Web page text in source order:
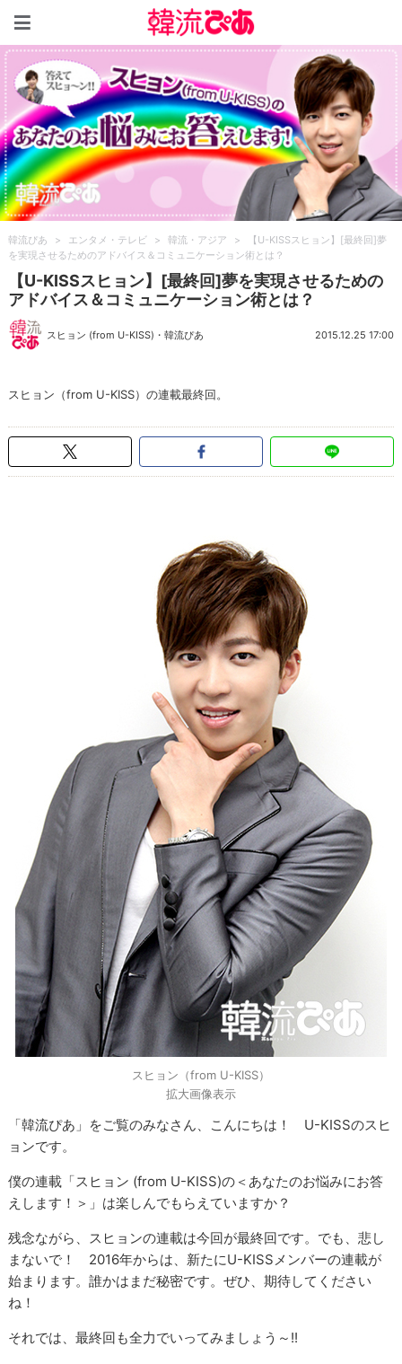
韓流ぴあ > エンタメ・テレビ > 韓流・アジア >
【U-KISSスヒョン】[最終回]夢
を実現させるためのアドバイス＆コミュニケーション術とは？
【U-KISSスヒョン】[最終回]夢を実現させるための
アドバイス＆コミュニケーション術とは？
スヒョン (from U-KISS) ・韓流ぴあ 2015.12.25 17:00
スヒョン（from U-KISS）の連載最終回。
スヒョン（from U-KISS）
拡大画像表示
「韓流ぴあ」をご覧のみなさん、こんにちは！ U-KISSのスヒ
ョンです。
僕の連載「スヒョン (from U-KISS)の＜あなたのお悩みにお答
えします！＞」は楽しんでもらえていますか？
残念ながら、スヒョンの連載は今回が最終回です。でも、悲し
まないで！ 2016年からは、新たにU-KISSメンバーの連載が
始まります。誰かはまだ秘密です。ぜひ、期待してください
ね！
それでは、最終回も全力でいってみましょう～!!